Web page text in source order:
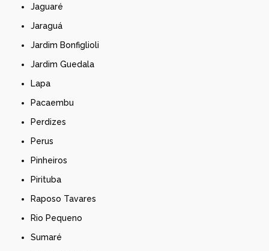
Jaguaré
Jaraguá
Jardim Bonfiglioli
Jardim Guedala
Lapa
Pacaembu
Perdizes
Perus
Pinheiros
Pirituba
Raposo Tavares
Rio Pequeno
Sumaré